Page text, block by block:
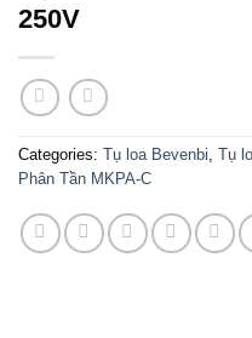
250V
Categories: Tụ loa Bevenbi, Tụ
Phân Tần MKPA-C